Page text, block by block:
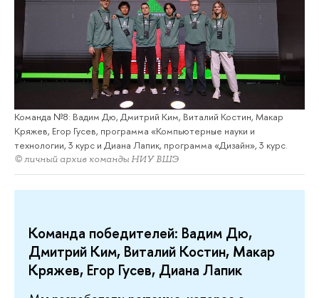
Команда №8: Вадим Дю, Дмитрий Ким, Виталий Костин, Макар
Кряжев, Егор Гусев, программа «Компьютерные науки и
технологии, 3 курс и Диана Лапик, программа «Дизайн», 3 курс.
© личный архив команды НИУ ВШЭ
Команда победителей: Вадим Дю,
Дмитрий Ким, Виталий Костин, Макар
Кряжев, Егор Гусев, Диана Лапик